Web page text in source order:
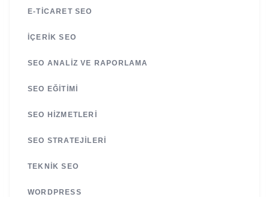
E-TICARET SEO
İÇERIK SEO
SEO ANALIZ VE RAPORLAMA
SEO EĞITIMI
SEO HIZMETLERI
SEO STRATEJILERI
TEKNIK SEO
WORDPRESS